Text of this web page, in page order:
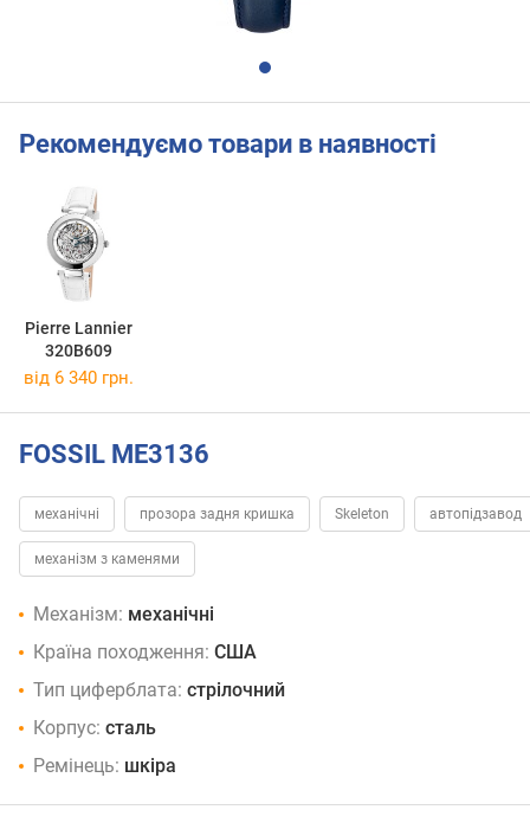
Рекомендуємо товари в наявності
Pierre Lannier
320B609
від 6 340 грн.
FOSSIL ME3136
механічні прозора задня кришка Skeleton автопідзавод
механізм з каменями
Механізм: механічні
Країна походження: США
Тип циферблата: стрілочний
Корпус: сталь
Ремінець: шкіра